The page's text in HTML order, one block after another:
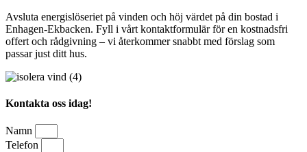
Avsluta energislöseriet på vinden och höj värdet på din bostad i
Enhagen‑Ekbacken. Fyll i vårt kontaktformulär för en kostnadsfri
offert och rådgivning – vi återkommer snabbt med förslag som
passar just ditt hus.
Kontakta oss idag!
Namn
Telefon